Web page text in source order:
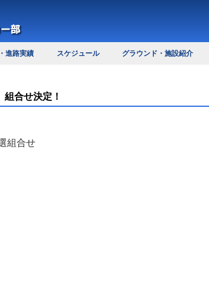
進路実績 スケジュール グラウンド・施設紹介
合せ決定！
組合せ